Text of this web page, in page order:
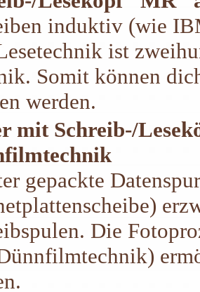
induktiv (wie
ist
Somit können
werden.
mit Schreib-/
gepackte
Die